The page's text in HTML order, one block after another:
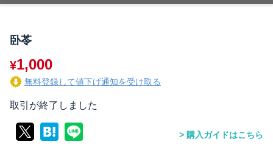
卧苓
¥1,000
無料登録して値下げ通知を受け取る
取引が終了しました
購入ガイドはこちら